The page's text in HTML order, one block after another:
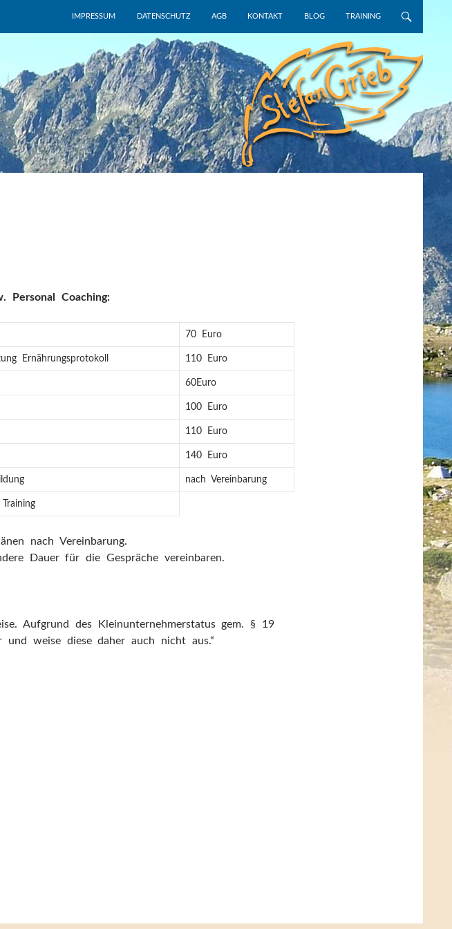
IMPRESSUM
DATENSCHUTZ AGB KONTAKT BLOG TRAINING
Personal Coaching:
70 Euro
Ernährungsprotokoll 110 Euro
60Euro
100 Euro
110 Euro
140 Euro
nach Vereinbarung
nach Vereinbarung.
Dauer für die Gespräche vereinbaren.
Aufgrund des Kleinunternehmerstatus gem. § 19
und weise diese daher auch nicht aus.“